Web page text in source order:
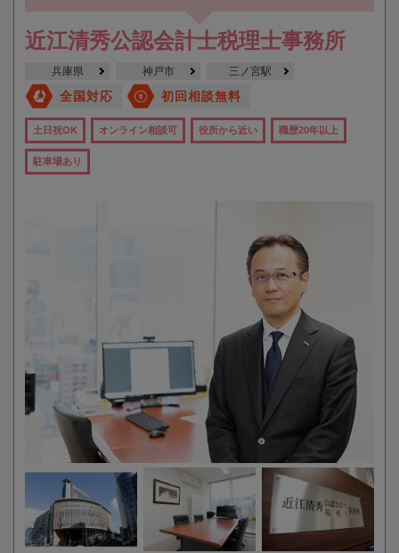
近江清秀公認会計士税理士事務所
兵庫県 神戸市 三ノ宮駅
全国対応 初回相談無料
土日祝OK オンライン相談可 役所から近い 職歴20年以上
駐車場あり